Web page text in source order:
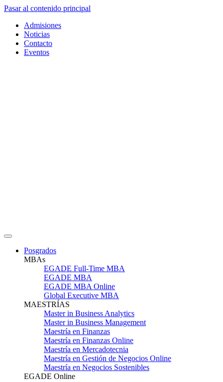
Pasar al contenido principal
Admisiones
Noticias
Contacto
Eventos
Posgrados
MBAs
EGADE Full-Time MBA
EGADE MBA
EGADE MBA Online
Global Executive MBA
MAESTRÍAS
Master in Business Analytics
Master in Business Management
Maestría en Finanzas
Maestría en Finanzas Online
Maestría en Mercadotecnia
Maestría en Gestión de Negocios Online
Maestría en Negocios Sostenibles
EGADE Online